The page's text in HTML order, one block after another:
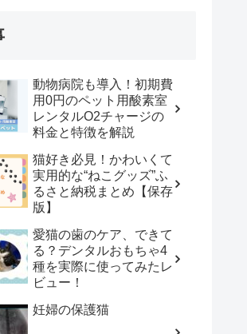
動物病院も導入！初期費
用0円のペット用酸素室
レンタルO2チャージの
料金と特徴を解説
猫好き必見！かわいくて
実用的な“ねこグッズ”ふ
るさと納税まとめ【保存
版】
愛猫の歯のケア、できて
る？デンタルおもちゃ4
種を実際に使ってみたレ
ビュー！
妊婦の保護猫